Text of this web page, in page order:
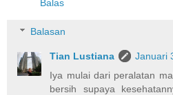
Balas
Balasan
Tian Lustiana
Januari
Iya mulai dari peralatan
bersih supaya